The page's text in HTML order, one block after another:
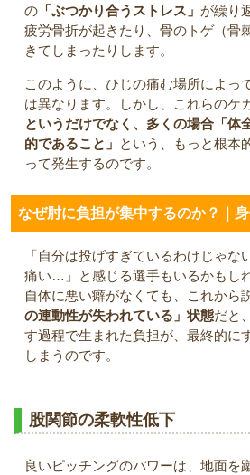
の 「ぶつかり合うストレス」 が繰り
疲労骨折が起きたり、骨のトゲ（骨
きてしまったりします。
このように、ひじの痛む場所によっ
は異なります。しかし、これらのケ
というだけでなく、多くの場合「体
的であること」 という、もっと根本
って発生するのです。
なぜ肘に負担が集中するのか？｜
「自分は投げすぎているわけじゃな
痛い…」と感じる選手もいるかもし
自体に悪い癖がなくても、これから
の連動性が失われている」状態だと
す過程で生まれた負担が、最終的に
しまうのです。
股関節の柔軟性低下
良いピッチングのパワーは、地面を